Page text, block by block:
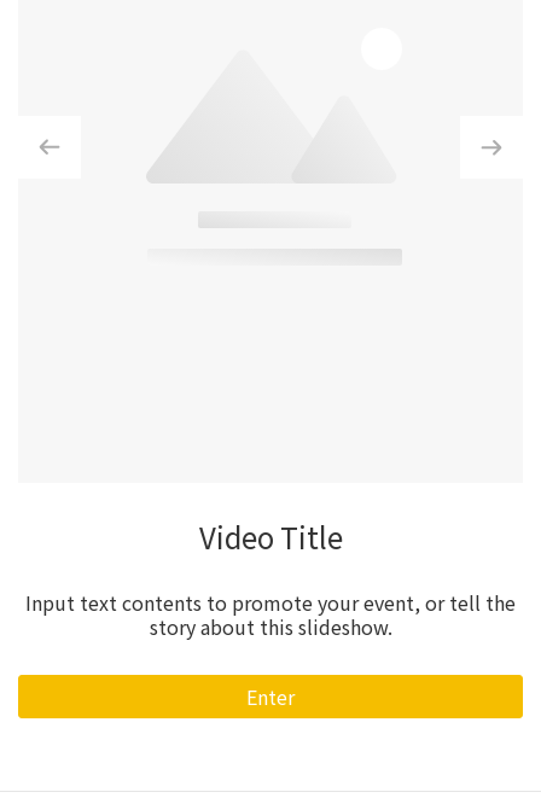
Video Title
Input text contents to promote your event, or tell the
story about this slideshow.
Enter